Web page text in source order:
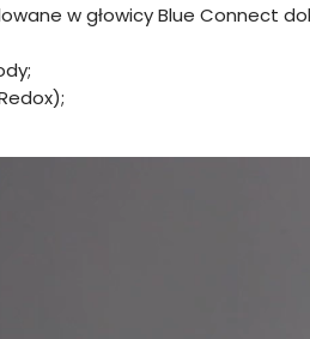
w głowicy Blue Connect